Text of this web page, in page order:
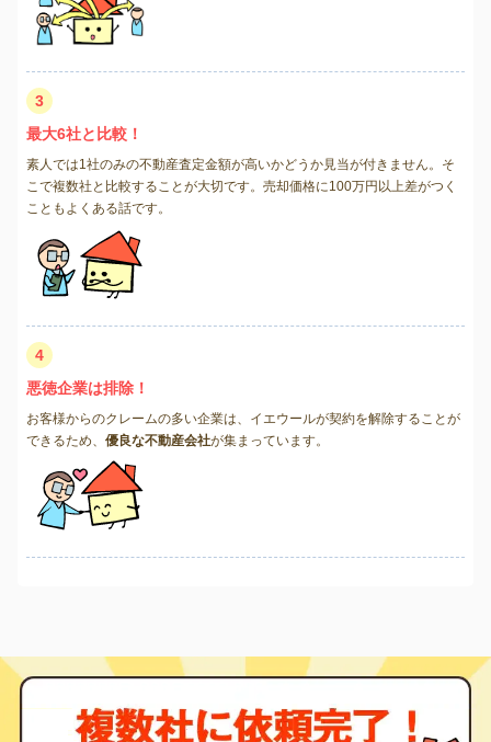
3
最大6社と比較！
素人では1社のみの不動産査定金額が高いかどうか見当が付きません。そ
こで複数社と比較することが大切です。売却価格に100万円以上差がつく
こともよくある話です。
4
悪徳企業は排除！
お客様からのクレームの多い企業は、イエウールが契約を解除することが
できるため、 優良な不動産会社が集まっています。